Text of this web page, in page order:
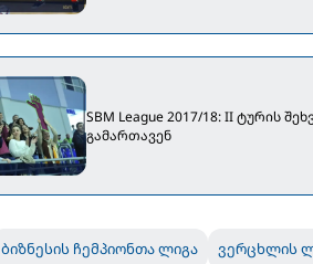
SBM League 2017/18: II ტურის
გამართავენ
ბიზნესის ჩემპიონთა ლიგა ვერცხლის